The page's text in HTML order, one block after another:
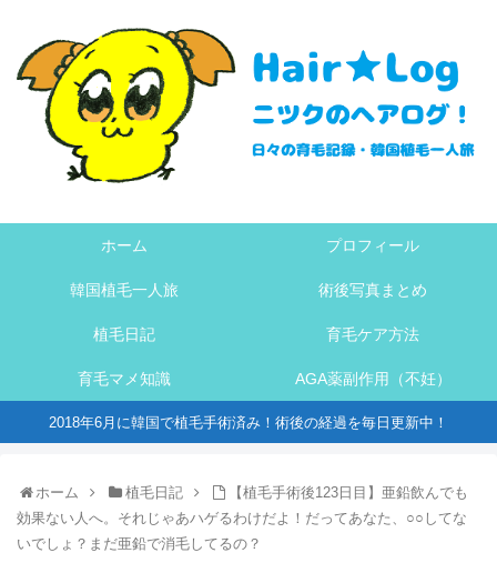
ホーム プロフィール
韓国植毛一人旅 術後写真まとめ
植毛日記 育毛ケア方法
育毛マメ知識 AGA薬副作用（不妊）
2018年6月に韓国で植毛手術済み！術後の経過を毎日更新中！
ホーム 植毛日記
【植毛手術後123日目】亜鉛飲んでも
効果ない人へ。それじゃあハゲるわけだよ！だってあなた、○○してな
いでしょ？まだ亜鉛で消毛してるの？